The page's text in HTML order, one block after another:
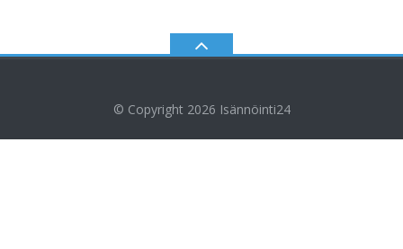
© Copyright 2026 Isännöinti24